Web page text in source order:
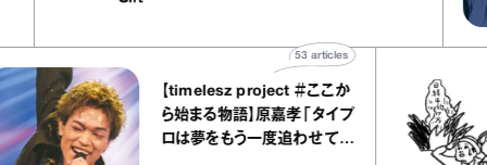
【timelesz project ＃ここか
ら始まる物語】原嘉孝「タイプ
ロは夢をもう一度追わせてく